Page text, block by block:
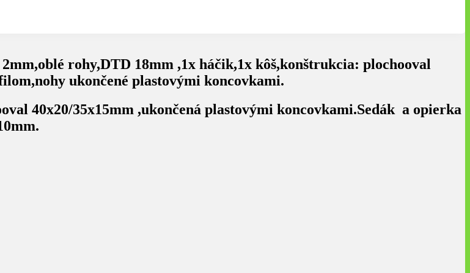
rohy,DTD 18mm ,1x háčik,1x kôš,konštrukcia: plochooval
ukončené plastovými koncovkami.
40x20/35x15mm ,ukončená plastovými koncovkami.Sedák a opierka